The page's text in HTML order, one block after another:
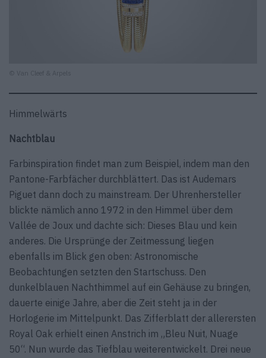
© Van Cleef & Arpels
Himmelwärts
Nachtblau
Farbinspiration findet man zum Beispiel, indem man den
Pantone-Farbfächer durchblättert. Das ist Audemars
Piguet dann doch zu mainstream. Der Uhrenhersteller
blickte nämlich anno 1972 in den Himmel über dem
Vallée de Joux und dachte sich: Dieses Blau und kein
anderes. Die Ursprünge der Zeitmessung liegen
ebenfalls im Blick gen oben: Astronomische
Beobachtungen setzten den Startschuss. Den
dunkelblauen Nachthimmel auf ein Gehäuse zu bringen,
dauerte einige Jahre, aber die Zeit steht ja in der
Horlogerie im Mittelpunkt. Das Zifferblatt der allerersten
Royal Oak erhielt einen Anstrich im „Bleu Nuit, Nuage
50“. Nun wurde das Tiefblau weiterentwickelt. Drei neue